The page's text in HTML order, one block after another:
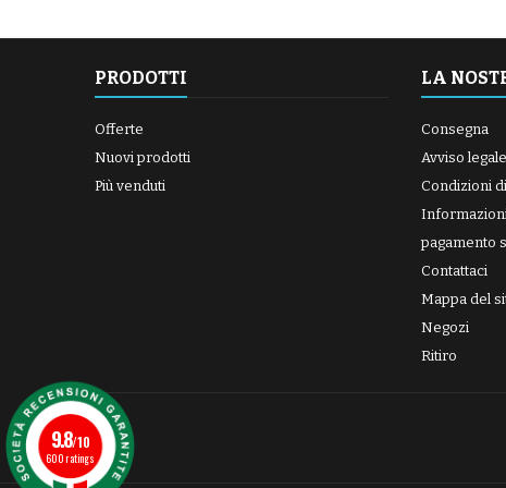
PRODOTTI
Offerte
Nuovi prodotti
Più venduti
LA
Consegna
Avviso legale
Condizioni
pagamento
Contattaci
Mappa del
Negozi
Ritiro
9.8/10
600 ratings